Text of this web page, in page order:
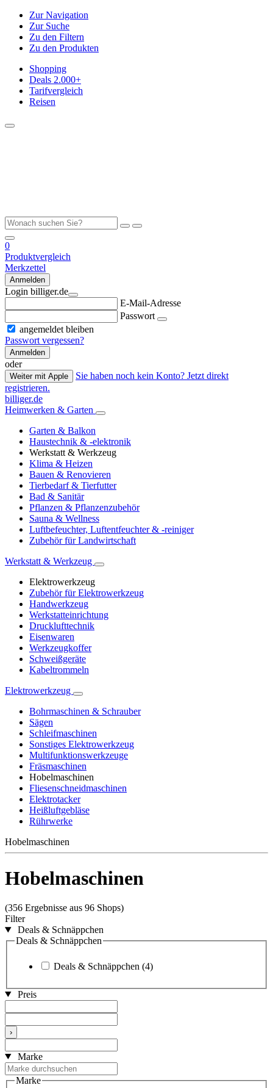
Zur Navigation
Zur Suche
Zu den Filtern
Zu den Produkten
Shopping
Deals 2.000+
Tarifvergleich
Reisen
0
Produktvergleich
Merkzettel
Anmelden
Login billiger.de
E-Mail-Adresse
Passwort
angemeldet bleiben
Passwort vergessen?
Anmelden
oder
Weiter mit Apple
Sie haben noch kein Konto? Jetzt direkt
registrieren.
billiger.de
Heimwerken & Garten
Garten & Balkon
Haustechnik & -elektronik
Werkstatt & Werkzeug
Klima & Heizen
Bauen & Renovieren
Tierbedarf & Tierfutter
Bad & Sanitär
Pflanzen & Pflanzenzubehör
Sauna & Wellness
Luftbefeuchter, Luftentfeuchter & -reiniger
Zubehör für Landwirtschaft
Werkstatt & Werkzeug
Elektrowerkzeug
Zubehör für Elektrowerkzeug
Handwerkzeug
Werkstatteinrichtung
Drucklufttechnik
Eisenwaren
Werkzeugkoffer
Schweißgeräte
Kabeltrommeln
Elektrowerkzeug
Bohrmaschinen & Schrauber
Sägen
Schleifmaschinen
Sonstiges Elektrowerkzeug
Multifunktionswerkzeuge
Fräsmaschinen
Hobelmaschinen
Fliesenschneidmaschinen
Elektrotacker
Heißluftgebläse
Rührwerke
Hobelmaschinen
Hobelmaschinen
(356 Ergebnisse aus 96 Shops)
Filter
Deals & Schnäppchen
Deals & Schnäppchen
Deals & Schnäppchen (4)
Preis
›
Marke
Marke